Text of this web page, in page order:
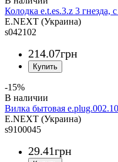
Колодка e.t.es.3.z 3 гнезда, с
E.NEXT (Украина)
s042102
214.07грн
-15%
Вилка бытовая
E.NEXT (Украина)
s9100045
29.41грн